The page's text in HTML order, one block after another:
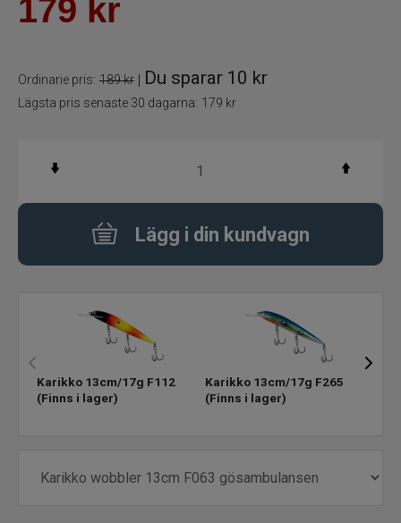
Jiggar och Gummibeten
Wobbler
Gäddspinnare
Skeddrag
179 kr
Ordinarie pris: 189 kr | Du sparar 10 kr
Lägsta pris senaste 30 dagarna: 179 kr
Lägg i din kundvagn
Karikko 13cm/17g F112
(Finns i lager)
Karikko 13cm/17g F265
(Finns i lager)